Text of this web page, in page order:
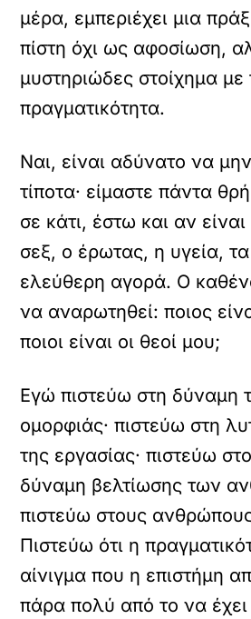
μέρα, εμπεριέχει μια
πίστη όχι ως αφοσίωση,
μυστηριώδες στοίχημα με
πραγματικότητα.
Ναι, είναι αδύνατο να
τίποτα· είμαστε πάντα
σε κάτι, έστω και αν
σεξ, ο έρωτας, η υγεία,
ελεύθερη αγορά. Ο
να αναρωτηθεί: ποιος
ποιοι είναι οι θεοί μου;
Εγώ πιστεύω στη δύναμη
ομορφιάς· πιστεύω στη
της εργασίας· πιστεύω
δύναμη βελτίωσης των
πιστεύω στους
Πιστεύω ότι η
αίνιγμα που η επιστήμη
πάρα πολύ από το να έχει